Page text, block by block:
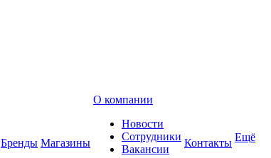
Бренды Магазины
О компании
Новости
Сотрудники
Вакансии
Контакты Ещё